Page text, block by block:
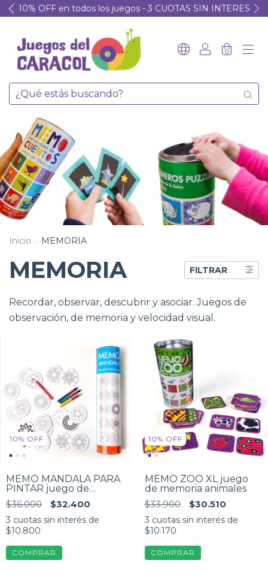
10% OFF en todos los juegos - 3 CUOTAS SIN INTERES
0
Inicio . MEMORIA
MEMORIA FILTRAR
Recordar, observar, descubrir y asociar. Juegos de
observación, de memoria y velocidad visual.
10% OFF
MEMO MANDALA PARA
PINTAR juego de
memoria
$36.000 $32.400
3 cuotas sin interés de
$10.800
10% OFF
MEMO ZOO XL juego
de memoria animales
$33.900
$30.510
3 cuotas sin interés de
$10.170